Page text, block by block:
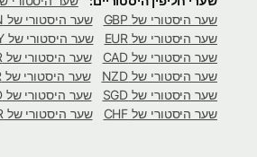
שער היסטורי של GBP
שער היסטורי של MXN
שער היסטורי של EUR
שער היסטורי של JPY
שער היסטורי של CAD
שער היסטורי של INR
שער היסטורי של NZD
שער היסטורי של ZAR
שער היסטורי של SGD
שער היסטורי של USD
שער היסטורי של CHF
שער היסטורי של IDR